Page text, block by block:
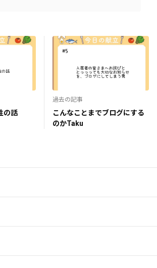
の話
過去の記事
こんなことまでブログにする
のかTaku